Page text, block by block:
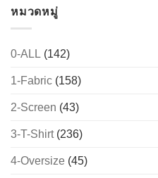
หมวดหมู่
0-ALL (142)
1-Fabric (158)
2-Screen (43)
3-T-Shirt(236)
4-Oversize (45)